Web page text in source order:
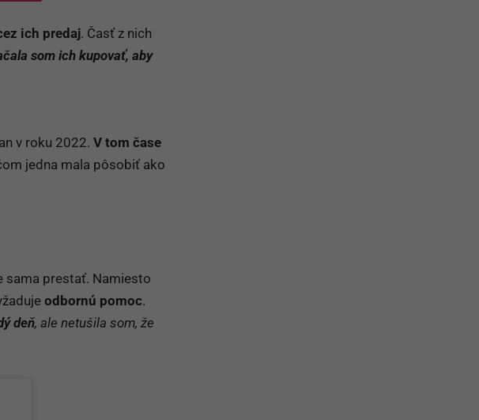
ich predaj. Časť z nich
som ich kupovať, aby
v roku 2022. V tom čase
jedna mala pôsobiť ako
sama prestať. Namiesto
odbornú pomoc.
deň, ale netušila som, že